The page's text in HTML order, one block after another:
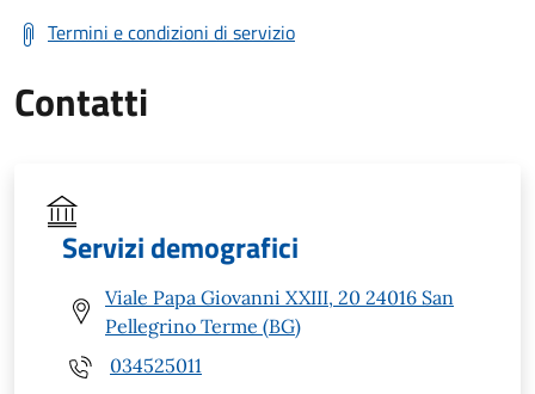
Termini e condizioni di servizio
Contatti
Servizi demografici
Viale Papa Giovanni XXIII, 20 24016 San
Pellegrino Terme (BG)
034525011